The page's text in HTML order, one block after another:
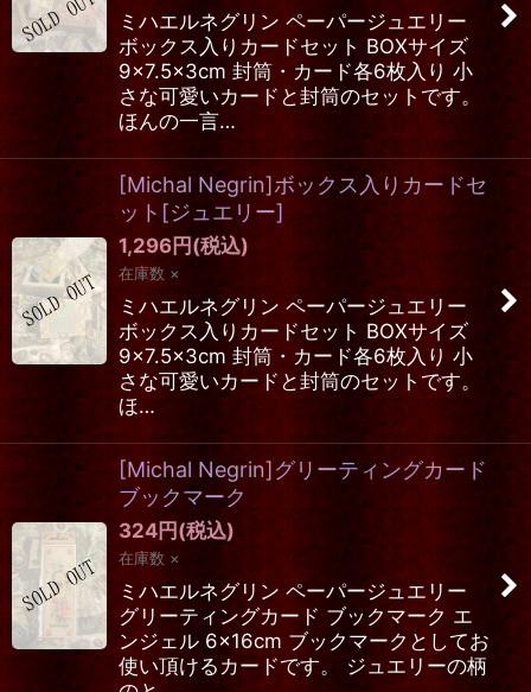
ミハエルネグリン ペーパージュエリー
ボックス入りカードセット BOXサイズ
9×7.5×3cm 封筒・カード各6枚入り 小
さな可愛いカードと封筒のセットです。
ほんの一言…
[Michal Negrin]ボックス入りカードセ
ット[ジュエリー]
1,296円 (税込)
在庫数 ×
ミハエルネグリン ペーパージュエリー
ボックス入りカードセット BOXサイズ
9×7.5×3cm 封筒・カード各6枚入り 小
さな可愛いカードと封筒のセットです。
ほ…
[Michal Negrin]グリーティングカード
ブックマーク
324円 (税込)
在庫数 ×
ミハエルネグリン ペーパージュエリー
グリーティングカード ブックマーク エ
ンジェル 6×16cm ブックマークとしてお
使い頂けるカードです。 ジュエリーの柄